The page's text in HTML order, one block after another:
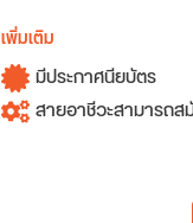
เพิ่มเติม
มีประกาศนียบัตร
สายอาชีวะสามารถส